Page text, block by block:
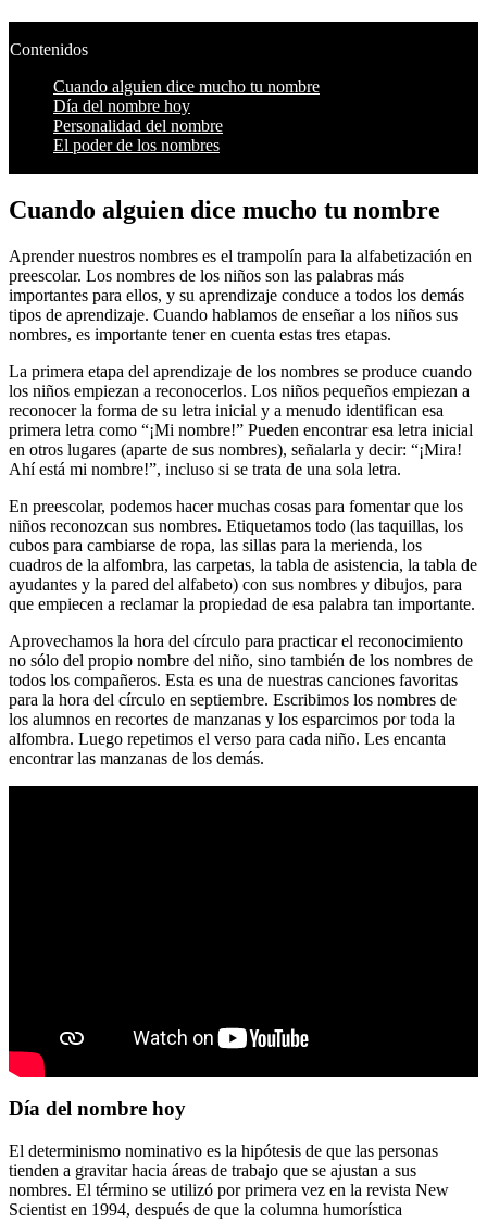
Contenidos
Cuando alguien dice mucho tu nombre
Día del nombre hoy
Personalidad del nombre
El poder de los nombres
Cuando alguien dice mucho tu nombre
Aprender nuestros nombres es el trampolín para la alfabetización en
preescolar. Los nombres de los niños son las palabras más
importantes para ellos, y su aprendizaje conduce a todos los demás
tipos de aprendizaje. Cuando hablamos de enseñar a los niños sus
nombres, es importante tener en cuenta estas tres etapas.
La primera etapa del aprendizaje de los nombres se produce cuando
los niños empiezan a reconocerlos. Los niños pequeños empiezan a
reconocer la forma de su letra inicial y a menudo identifican esa
primera letra como “¡Mi nombre!” Pueden encontrar esa letra inicial
en otros lugares (aparte de sus nombres), señalarla y decir: “¡Mira!
Ahí está mi nombre!”, incluso si se trata de una sola letra.
En preescolar, podemos hacer muchas cosas para fomentar que los
niños reconozcan sus nombres. Etiquetamos todo (las taquillas, los
cubos para cambiarse de ropa, las sillas para la merienda, los
cuadros de la alfombra, las carpetas, la tabla de asistencia, la tabla de
ayudantes y la pared del alfabeto) con sus nombres y dibujos, para
que empiecen a reclamar la propiedad de esa palabra tan importante.
Aprovechamos la hora del círculo para practicar el reconocimiento
no sólo del propio nombre del niño, sino también de los nombres de
todos los compañeros. Esta es una de nuestras canciones favoritas
para la hora del círculo en septiembre. Escribimos los nombres de
los alumnos en recortes de manzanas y los esparcimos por toda la
alfombra. Luego repetimos el verso para cada niño. Les encanta
encontrar las manzanas de los demás.
Día del nombre hoy
El determinismo nominativo es la hipótesis de que las personas
tienden a gravitar hacia áreas de trabajo que se ajustan a sus
nombres. El término se utilizó por primera vez en la revista New
Scientist en 1994, después de que la columna humorística